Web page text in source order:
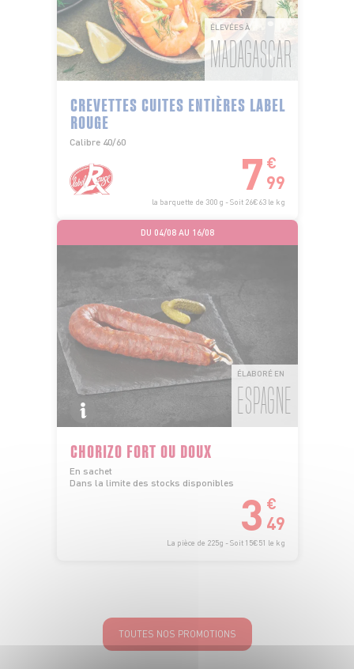
ÉLEVÉES À
MADAGASCAR
CREVETTES CUITES ENTIÈRES LABEL
ROUGE
Calibre 40/60
7 €
99
la barquette de 300 g - Soit 26€63 le kg
DU 04/08 AU 16/08
ÉLABORÉ EN
ESPAGNE
CHORIZO FORT OU DOUX
En sachet
Dans la limite des stocks disponibles
3 €
49
La pièce de 225g - Soit 15€51 le kg
TOUTES NOS PROMOTIONS